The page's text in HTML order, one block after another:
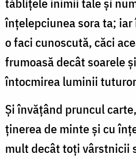
tăblițele inimii tale și
înțelepciunea sora ta;
o faci cunoscută, căci
frumoasă decât soarele
întocmirea luminii
Și învățând pruncul
ținerea de minte și cu
mult decât toți vârstnicii